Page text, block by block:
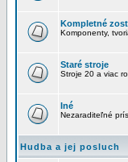
Kompletné
Komponenty,
Staré stroje
Stroje 20 a viac
Iné
Nezaraditeľné
Hudba a jej posluch